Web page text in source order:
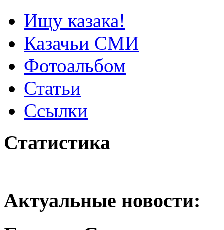
Ищу казака!
Казачьи СМИ
Фотоальбом
Статьи
Ссылки
Статистика
Актуальные новости: